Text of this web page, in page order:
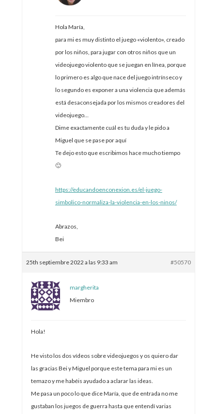
Hola María,
para mi es muy distinto el juego «violento», creado
por los niños, para jugar con otros niños que un
videojuego violento que se juegan en línea, porque
lo primero es algo que nace del juego intrínseco y
lo segundo es exponer a una violencia que además
está desaconsejada por los mismos creadores del
videojuego…
Dime exactamente cuál es tu duda y le pido a
Miguel que se pase por aquí
Te dejo esto que escribimos hace mucho tiempo
🙂
https://educandoenconexion.es/el-juego-
simbolico-normaliza-la-violencia-en-los-ninos/
Abrazos,
Bei
25th septiembre 2022 a las 9:33 am #50570
margherita
Miembro
Hola!
He visto los dos vídeos sobre videojuegos y os quiero dar
las gracias Bei y Miguel porque este tema para mi es un
temazo y me habéis ayudado a aclarar las ideas.
Me pasa un poco lo que dice María, que de entrada no me
gustaban los juegos de guerra hasta que entendí varias